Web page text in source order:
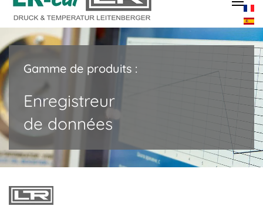
Gamme de produits :
Enregistreur
de données